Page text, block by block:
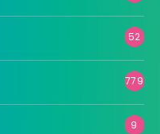
52
779
9